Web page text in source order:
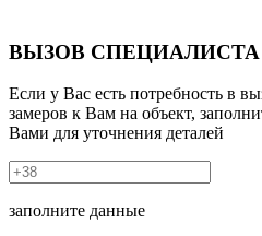
ВЫЗОВ
Если у Вас есть потребность в
замеров к Вам на объект,
Вами для уточнения деталей
заполните данные